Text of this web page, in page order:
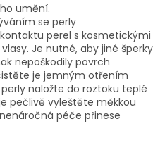
umění.
se perly
perel s kosmetickými
Je nutné, aby jiné šperky
nepoškodily povrch
je jemným otřením
naložte do roztoku teplé
pečlivě vyleštěte měkkou
péče přinese